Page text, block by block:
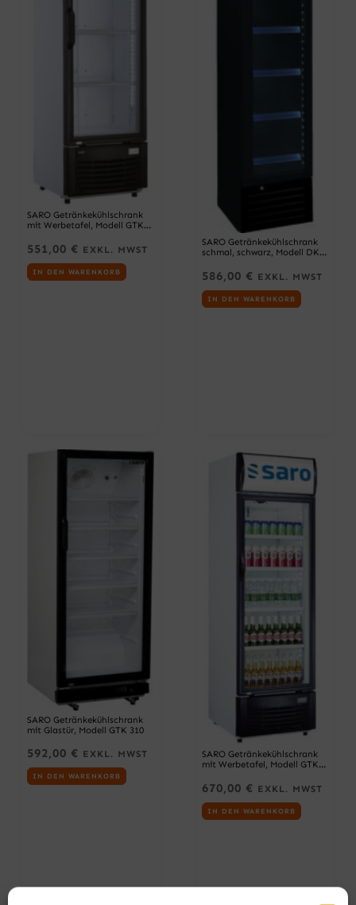
SARO Getränkekühlschrank
mit Werbetafel, Modell GTK
551,00 € EXKL. MWST
IN DEN WARENKORB
SARO Getränkekühlschrank
schmal, schwarz, Modell DK
586,00 € EXKL. MWST
IN DEN WARENKORB
SARO Getränkekühlschrank
mit Glastür, Modell GTK 310
592,00 € EXKL. MWST
IN DEN WARENKORB
SARO Getränkekühlschrank
mit Werbetafel, Modell GTK
670,00 € EXKL. MWST
IN DEN WARENKORB